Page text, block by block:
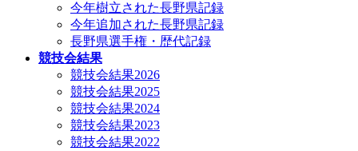
今年樹立された長野県記録
今年追加された長野県記録
長野県選手権・歴代記録
競技会結果
競技会結果2026
競技会結果2025
競技会結果2024
競技会結果2023
競技会結果2022